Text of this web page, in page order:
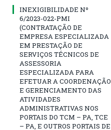
INEXIGIBILIDADE Nº
6/2023-022-PMI
(CONTRATAÇÃO DE
EMPRESA ESPECIALIZADA
EM PRESTAÇÃO DE
SERVIÇOS TÉCNICOS DE
ASSESSORIA
ESPECIALIZADA PARA
EFETUAR A COORDENAÇÃO
E GERENCIAMENTO DAS
ATIVIDADES
ADMINISTRATIVAS NOS
PORTAIS DO TCM – PA, TCE
– PA, E OUTROS PORTAIS DE